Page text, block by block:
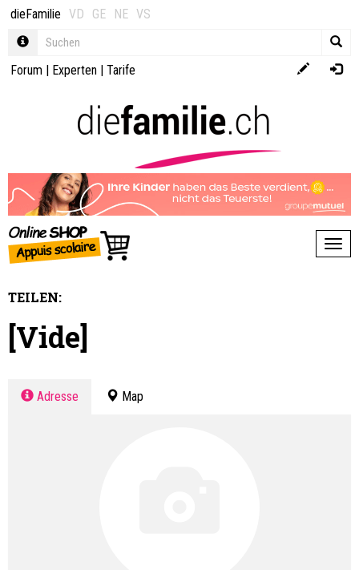
dieFamilie VD GE NE VS
Forum | Experten | Tarife
TEILEN:
[Vide]
Adresse Map